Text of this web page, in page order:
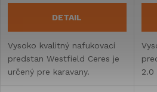
DETAIL
Vysoko kvalitný nafukovací
predstan Westfield Ceres je
určený pre karavany.
2.0